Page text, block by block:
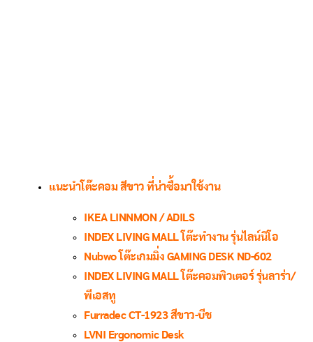
แนะนำโต๊ะคอม สีขาว ที่น่าซื้อมาใช้งาน
IKEA LINNMON / ADILS
INDEX LIVING MALL โต๊ะทำงาน รุ่นไลน์นิโอ
Nubwo โต๊ะเกมมิ่ง GAMING DESK ND-602
INDEX LIVING MALL โต๊ะคอมพิวเตอร์ รุ่นลาร่า/
พีเอสทู
Furradec CT-1923 สีขาว-บีช
LVNI Ergonomic Desk